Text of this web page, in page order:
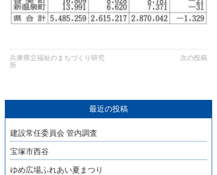
兵庫県立福祉のまちづくり研究
所
次の投稿
最近の投稿
建設常任委員会 管内調査
宝塚市西谷
ゆめ広場ふれあい夏まつり